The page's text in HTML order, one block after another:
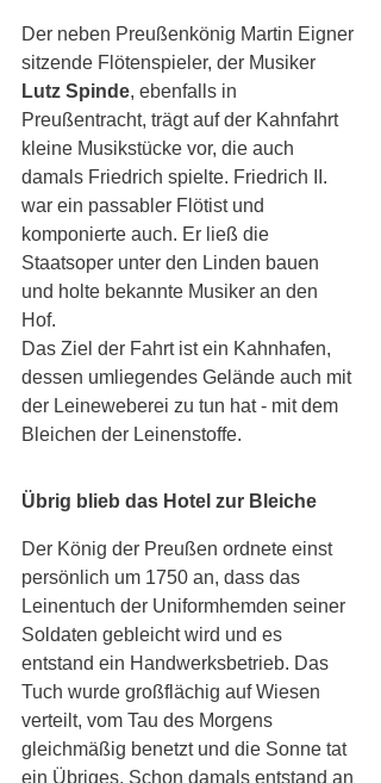
Der neben Preußenkönig Martin Eigner
sitzende Flötenspieler, der Musiker
Lutz Spinde, ebenfalls in
Preußentracht, trägt auf der Kahnfahrt
kleine Musikstücke vor, die auch
damals Friedrich spielte. Friedrich II.
war ein passabler Flötist und
komponierte auch. Er ließ die
Staatsoper unter den Linden bauen
und holte bekannte Musiker an den
Hof.
Das Ziel der Fahrt ist ein Kahnhafen,
dessen umliegendes Gelände auch mit
der Leineweberei zu tun hat - mit dem
Bleichen der Leinenstoffe.
Übrig blieb das Hotel zur Bleiche
Der König der Preußen ordnete einst
persönlich um 1750 an, dass das
Leinentuch der Uniformhemden seiner
Soldaten gebleicht wird und es
entstand ein Handwerksbetrieb. Das
Tuch wurde großflächig auf Wiesen
verteilt, vom Tau des Morgens
gleichmäßig benetzt und die Sonne tat
ein Übriges. Schon damals entstand an